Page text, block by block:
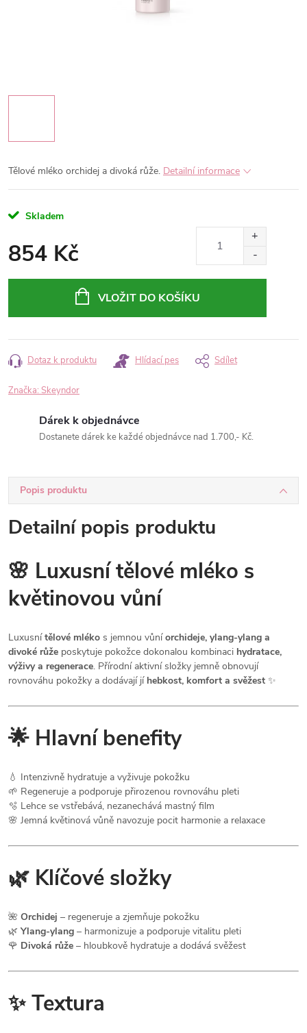
Tělové mléko orchidej a divoká růže. Detailní informace
Skladem
854 Kč
VLOŽIT DO KOŠÍKU
Dotaz k produktu Hlídací pes Sdílet
Značka: Skeyndor
Dárek k objednávce
Dostanete dárek ke každé objednávce nad 1.700,- Kč.
Popis produktu
Detailní popis produktu
🌸 Luxusní tělové mléko s
květinovou vůní
Luxusnítělové mléko s jemnou vůníorchideje, ylang-ylang a
divoké růže poskytuje pokožce dokonalou kombinaci hydratace,
výživy a regenerace. Přírodní aktivní složky jemně obnovují
rovnováhu pokožky a dodávají jí hebkost, komfort a svěžest ✨
🌟 Hlavní benefity
💧 Intenzivně hydratuje a vyživuje pokožku
🌱 Regeneruje a podporuje přirozenou rovnováhu pleti
🫧 Lehce se vstřebává, nezanechává mastný film
🌸 Jemná květinová vůně navozuje pocit harmonie a relaxace
🌿 Klíčové složky
🌺 Orchidej – regeneruje a zjemňuje pokožku
🌿Ylang-ylang – harmonizuje a podporuje vitalitu pleti
🌹 Divoká růže – hloubkově hydratuje a dodává svěžest
✨ Textura